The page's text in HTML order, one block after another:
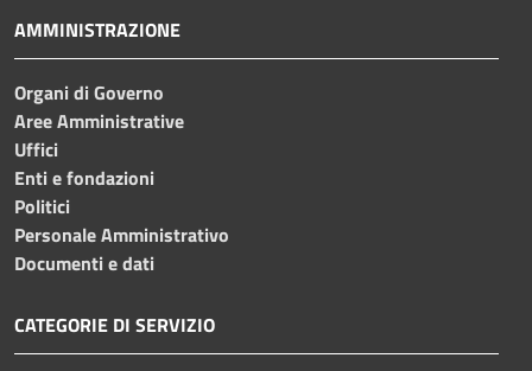
AMMINISTRAZIONE
Organi di Governo
Aree Amministrative
Uffici
Enti e fondazioni
Politici
Personale Amministrativo
Documenti e dati
CATEGORIE DI SERVIZIO